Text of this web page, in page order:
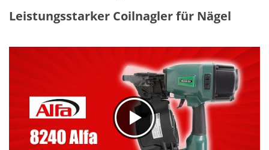
Leistungsstarker Coilnagler für Nägel